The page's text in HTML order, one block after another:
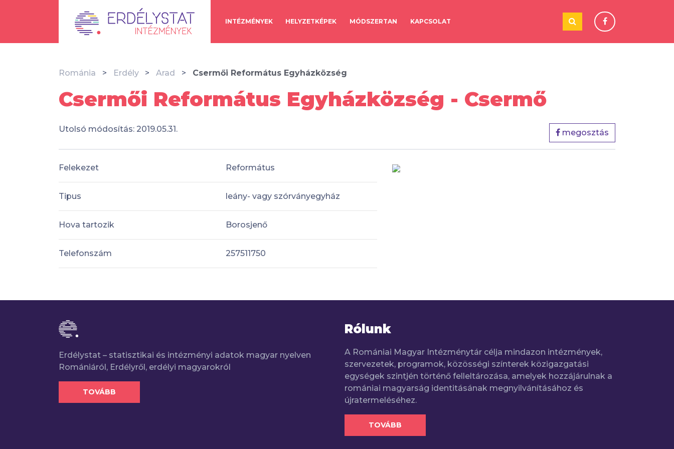
INTÉZMÉNYEK HELYZETKÉPEK MÓDSZERTAN KAPCSOLAT
Románia Erdély Arad Csermői Református Egyházközség
Csermői Református Egyházközség - Csermő
Utolsó módosítás: 2019.05.31. megosztás
Felekezet Református
Tipus leány- vagy szórványegyház
Hova tartozik Borosjenő
Telefonszám 257511750
Erdélystat – statisztikai és intézményi adatok magyar nyelven
Romániáról, Erdélyről, erdélyi magyarokról
TOVÁBB
Rólunk
A Romániai Magyar Intézménytár célja mindazon intézmények,
szervezetek, programok, közösségi színterek közigazgatási
egységek szintjén történő felleltározása, amelyek hozzájárulnak a
romániai magyarság identitásának megnyilvánításához és
újratermeléséhez.
TOVÁBB